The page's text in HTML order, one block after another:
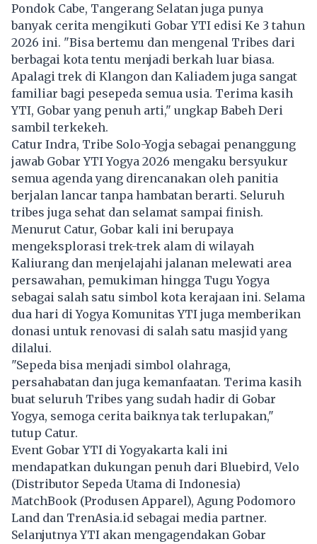
Pondok Cabe, Tangerang Selatan juga punya
banyak cerita mengikuti Gobar YTI edisi Ke 3 tahun
2026 ini. "Bisa bertemu dan mengenal Tribes dari
berbagai kota tentu menjadi berkah luar biasa.
Apalagi trek di Klangon dan Kaliadem juga sangat
familiar bagi pesepeda semua usia. Terima kasih
YTI, Gobar yang penuh arti," ungkap Babeh Deri
sambil terkekeh.
Catur Indra, Tribe Solo-Yogja sebagai penanggung
jawab Gobar YTI Yogya 2026 mengaku bersyukur
semua agenda yang direncanakan oleh panitia
berjalan lancar tanpa hambatan berarti. Seluruh
tribes juga sehat dan selamat sampai finish.
Menurut Catur, Gobar kali ini berupaya
mengeksplorasi trek-trek alam di wilayah
Kaliurang dan menjelajahi jalanan melewati area
persawahan, pemukiman hingga Tugu Yogya
sebagai salah satu simbol kota kerajaan ini. Selama
dua hari di Yogya Komunitas YTI juga memberikan
donasi untuk renovasi di salah satu masjid yang
dilalui.
"Sepeda bisa menjadi simbol olahraga,
persahabatan dan juga kemanfaatan. Terima kasih
buat seluruh Tribes yang sudah hadir di Gobar
Yogya, semoga cerita baiknya tak terlupakan,"
tutup Catur.
Event Gobar YTI diYogyakarta kali ini
mendapatkan dukungan penuh dari Bluebird, Velo
(Distributor Sepeda Utama di Indonesia)
MatchBook (Produsen Apparel), Agung Podomoro
Land dan TrenAsia.id sebagai media partner.
Selanjutnya YTI akan mengagendakan Gobar